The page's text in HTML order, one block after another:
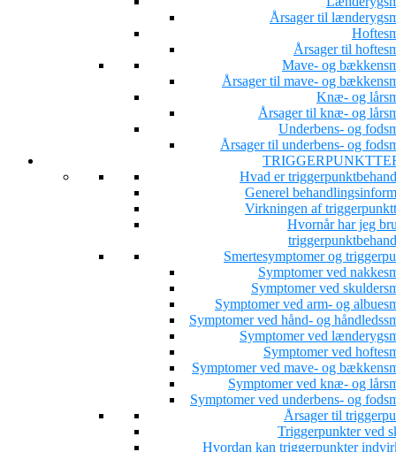
Årsager til
Årsager til
Mave- og
Årsager til mave- og
Knæ- og
Årsager til knæ- og
Underbens- og
Årsager til underbens- og
Hvad er
Generel
Virkningen af
Hvornår har jeg
Smertesymptomer og
Symptomer ved
Symptomer ved
Symptomer ved arm- og
Symptomer ved hånd- og
Symptomer ved
Symptomer ved
Symptomer ved mave- og
Symptomer ved knæ- og
Symptomer ved underbens- og
Årsager til
Triggerpunkter ved
Hvordan kan triggerpunkter